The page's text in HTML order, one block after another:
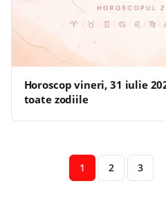
Horoscop vineri, 31 iulie
toate zodiile
1 2 3